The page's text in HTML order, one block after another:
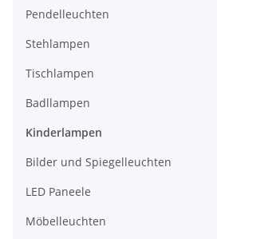
Pendelleuchten
Stehlampen
Tischlampen
Badllampen
Kinderlampen
Bilder und Spiegelleuchten
LED Paneele
Möbelleuchten